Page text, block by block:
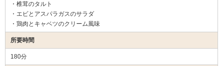
・椎茸のタルト
・エビとアスパラガスのサラダ
・鶏肉とキャベツのクリーム風味
所要時間
180分